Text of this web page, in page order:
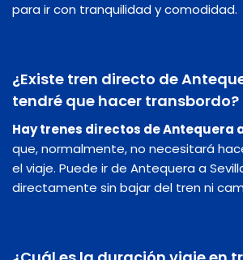
para ir con tranquilidad y comodidad.
¿Existe tren directo de
tendré que hacer transbordo?
Hay trenes directos de Antequera
que, normalmente, no necesitará
el viaje. Puede ir de Antequera a
directamente sin bajar del tren ni